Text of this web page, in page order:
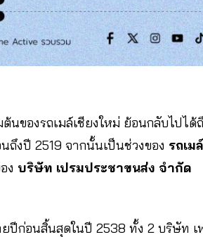
นของรถเมล์เชียงใหม่ ย้อนกลับไปได้
ถึงปี 2519 จากนั้นเป็นช่วงของ รถเม
ง บริษัท เปรมประชาขนส่ง จํากัด
ปีก่อนสิ้นสุดในปี 2538 ทั้ง 2 บริษัท เ